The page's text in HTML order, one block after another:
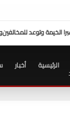
يشدد علي الالتزام
الرئيسية أخبار